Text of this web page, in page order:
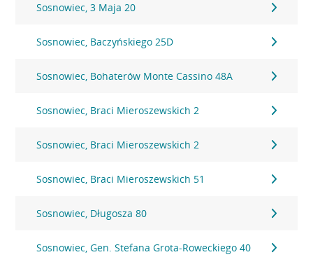
Sosnowiec, 3 Maja 20
Sosnowiec, Baczyńskiego 25D
Sosnowiec, Bohaterów Monte Cassino 48A
Sosnowiec, Braci Mieroszewskich 2
Sosnowiec, Braci Mieroszewskich 2
Sosnowiec, Braci Mieroszewskich 51
Sosnowiec, Długosza 80
Sosnowiec, Gen. Stefana Grota-Roweckiego 40